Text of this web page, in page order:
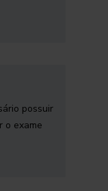
possuir
o exame